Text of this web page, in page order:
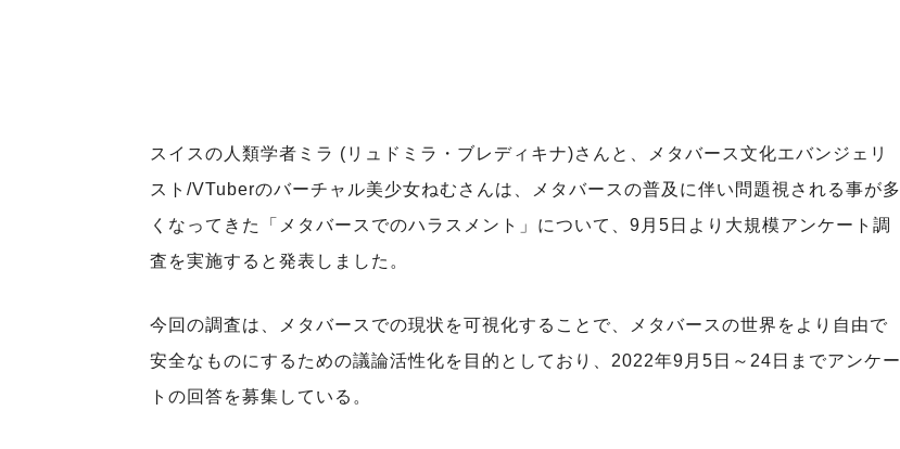
スイスの人類学者ミラ (リュドミラ・ブレディキナ)さんと、メタバース文化エバンジェリ
スト/VTuberのバーチャル美少女ねむさんは、メタバースの普及に伴い問題視される事が多
くなってきた「メタバースでのハラスメント」について、9月5日より大規模アンケート調
査を実施すると発表しました。
今回の調査は、メタバースでの現状を可視化することで、メタバースの世界をより自由で
安全なものにするための議論活性化を目的としており、2022年9月5日～24日までアンケー
トの回答を募集している。